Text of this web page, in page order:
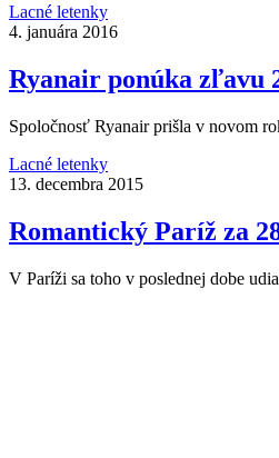
Lacné letenky
4. januára 2016
Ryanair ponúka zľavu
Spoločnosť Ryanair prišla v novom
Lacné letenky
13. decembra 2015
Romantický Paríž za
V Paríži sa toho v poslednej dobe